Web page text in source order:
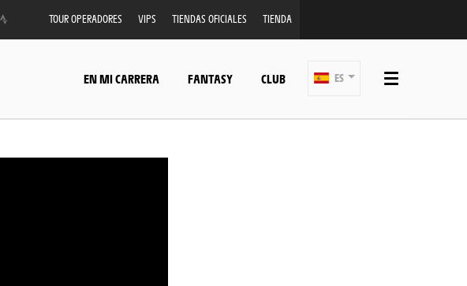
TOUR OPERADORES VIPS TIENDAS OFICIALES TIENDA
EN MI CARRERA FANTASY CLUB ES